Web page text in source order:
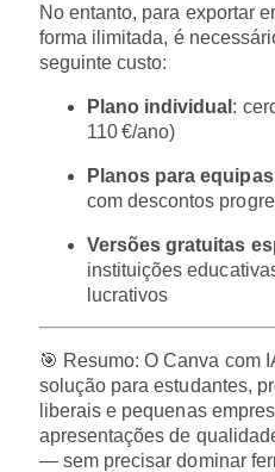
No entanto, para exportar
forma ilimitada, é
seguinte custo:
Plano individual :
110 €/ano)
Planos para equipas
com descontos
Versões gratuitas
instituições
lucrativos
🎯 Resumo: O Canva com
solução para estudantes,
liberais e pequenas
apresentações de
— sem precisar dominar